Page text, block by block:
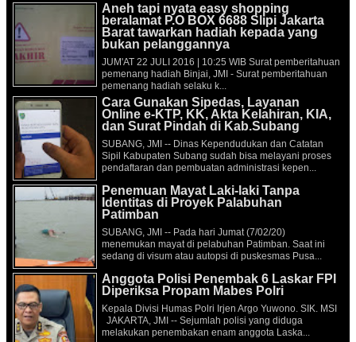
Aneh tapi nyata easy shopping
beralamat P.O BOX 6688 Slipi Jakarta
Barat tawarkan hadiah kepada yang
bukan pelanggannya
JUM'AT 22 JULI 2016 | 10:25 WIB Surat pemberitahuan
pemenang hadiah Binjai, JMI - Surat pemberitahuan
pemenang hadiah selaku k...
Cara Gunakan Sipedas, Layanan
Online e-KTP, KK, Akta Kelahiran, KIA,
dan Surat Pindah di Kab.Subang
SUBANG, JMI -- Dinas Kependudukan dan Catatan
Sipil Kabupaten Subang sudah bisa melayani proses
pendaftaran dan pembuatan administrasi kepen...
Penemuan Mayat Laki-laki Tanpa
Identitas di Proyek Palabuhan
Patimban
SUBANG, JMI -- Pada hari Jumat (7/02/20)
menemukan mayat di pelabuhan Patimban. Saat ini
sedang di visum atau autopsi di puskesmas Pusa...
Anggota Polisi Penembak 6 Laskar FPI
Diperiksa Propam Mabes Polri
Kepala Divisi Humas Polri Irjen Argo Yuwono. SIK. MSI
JAKARTA, JMI -- Sejumlah polisi yang diduga
melakukan penembakan enam anggota Laska...